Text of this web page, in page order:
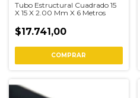
Tubo Estructural Cuadrado 15
X 15 X 2.00 Mm X 6 Metros
$17.741,00
COMPRAR